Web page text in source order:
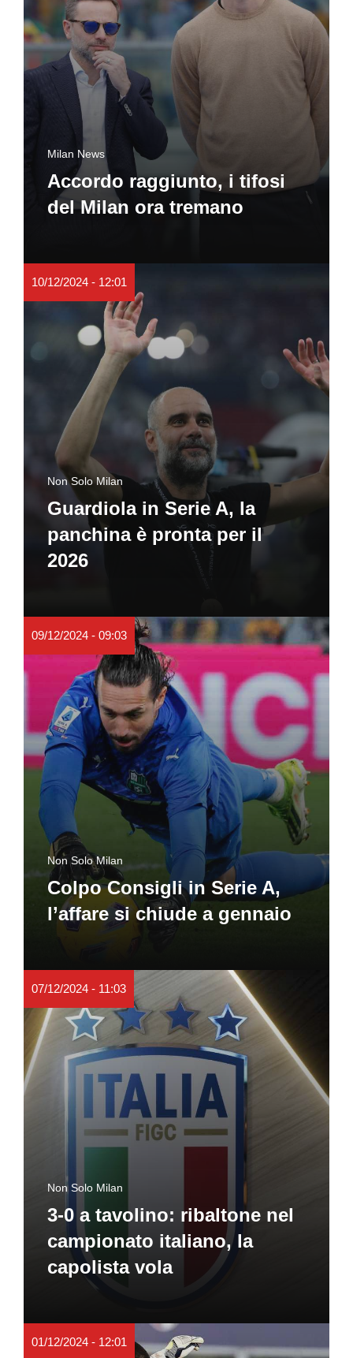
Milan News
Accordo raggiunto, i tifosi
del Milan ora tremano
10/12/2024 - 12:01
Non Solo Milan
Guardiola in Serie A, la
panchina è pronta per il
2026
09/12/2024 - 09:03
Non Solo Milan
Colpo Consigli in Serie A,
l’affare si chiude a gennaio
07/12/2024 - 11:03
Non Solo Milan
3-0 a tavolino: ribaltone nel
campionato italiano, la
capolista vola
01/12/2024 - 12:01